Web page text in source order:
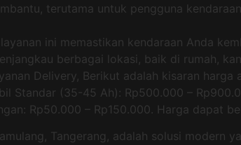
terutama untuk pengguna
ini memastikan kendaraan Anda
berbagai lokasi, baik di rumah,
Delivery, Berikut adalah kisaran
Standar (35-45 Ah): Rp500.000 –
Rp50.000 – Rp150.000. Harga dapat
Tangerang, adalah solusi modern